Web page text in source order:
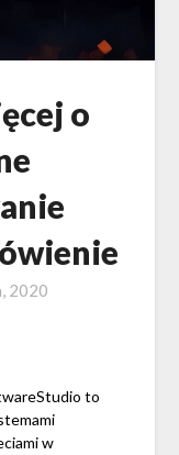
o
2020
to
w